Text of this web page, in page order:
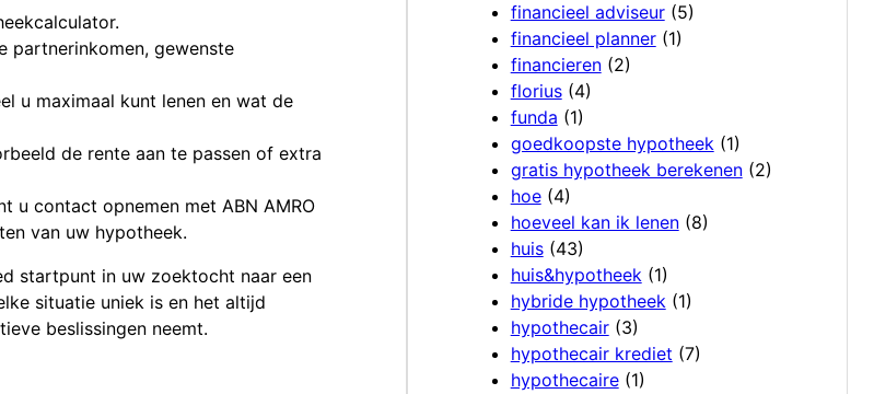
partnerinkomen, gewenste
u maximaal kunt lenen en wat de
de rente aan te passen of extra
u contact opnemen met ABN AMRO
van uw hypotheek.
startpunt in uw zoektocht naar een
situatie uniek is en het altijd
beslissingen neemt.
financieel adviseur(5)
financieel planner(1)
financieren(2)
florius(4)
funda (1)
goedkoopste hypotheek(1)
gratis hypotheek berekenen(2)
hoe(4)
hoeveel kan ik lenen(8)
huis(43)
huis&hypotheek(1)
hybride hypotheek(1)
hypothecair(3)
hypothecair krediet (7)
hypothecaire(1)